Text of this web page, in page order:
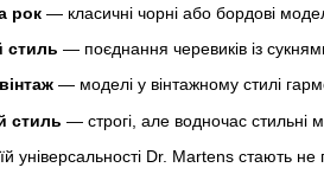
рок — класичні чорні або бордові
стиль — поєднання черевиків із
— моделі у вінтажному стилі
стиль — строгі, але водночас стильні
універсальності Dr. Martens стають